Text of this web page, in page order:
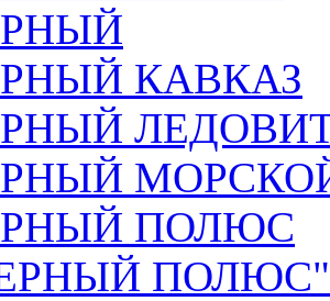
КАВКАЗ
ПОЛЮС
ПОЛЮС"